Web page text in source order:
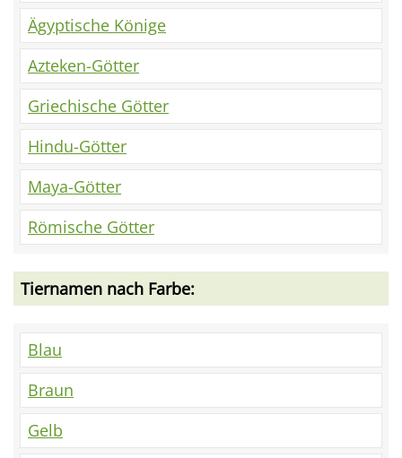
Ägyptische Könige
Azteken-Götter
Griechische Götter
Hindu-Götter
Maya-Götter
Römische Götter
Tiernamen nach Farbe:
Blau
Braun
Gelb